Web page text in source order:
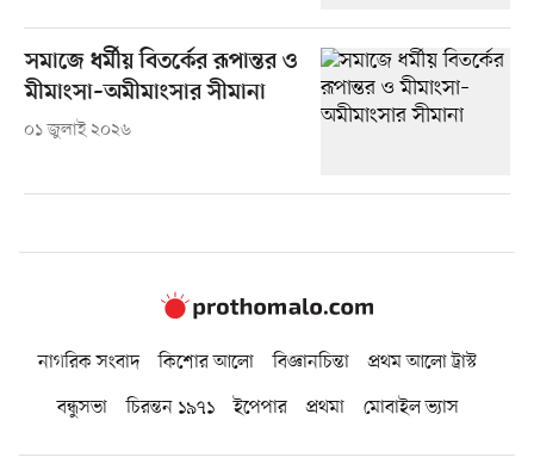
সমাজে ধর্মীয় বিতর্কের রূপান্তর ও
মীমাংসা–অমীমাংসার সীমানা
০১ জুলাই ২০২৬
নাগরিক সংবাদ কিশোর আলো বিজ্ঞানচিন্তা
প্রথম আলো ট্রাস্ট
বন্ধুসভা
চিরন্তন ১৯৭১ ইপেপার প্রথমা মোবাইল ভ্যাস